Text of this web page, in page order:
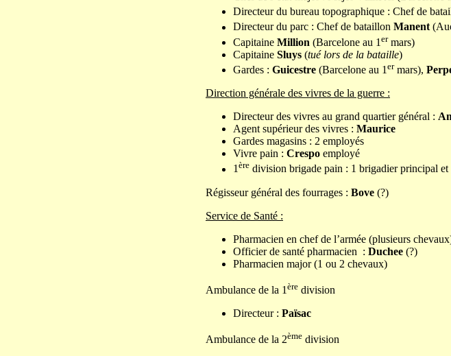
Directeur du bureau topographique : Chef de
Directeur du parc : Chef de bataillon Manent
Capitaine Million (Barcelone au 1 ermars)
Capitaine Sluys (tué lors de la bataille)
Gardes : Guicestre (Barcelone au 1 ermars),
Direction générale des vivres de la guerre :
Directeur des vivres au grand quartier général :
Agent supérieur des vivres : Maurice
Gardes magasins : 2 employés
Vivre pain : Crespo employé
1ère division brigade pain : 1 brigadier principal et
Régisseur général des fourrages : Bove (?)
Service de Santé :
Pharmacien en chef de l’armée (plusieurs
Officier de santé pharmacien : Duchee (?)
Pharmacien major (1 ou 2 chevaux)
Ambulance de la 1 ère division
Directeur : Païsac
Ambulance de la 2ème division